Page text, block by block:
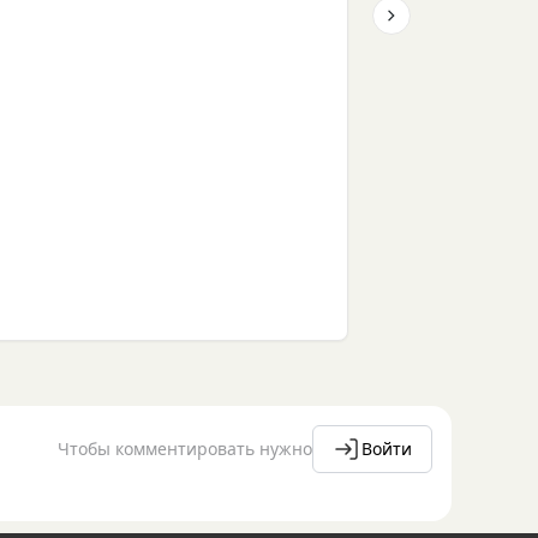
Next slide
Чтобы комментировать нужно Войти